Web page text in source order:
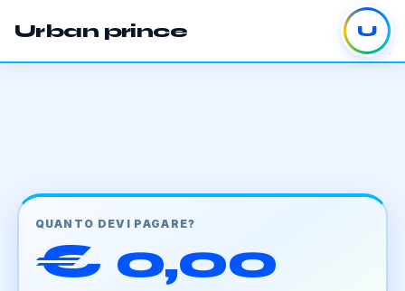
Urban prince U
QUANTO DEVI PAGARE?
€ 0,00